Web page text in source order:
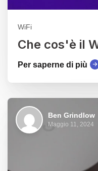
WiFi
Che cos'è il
Per saperne di più
Ben Grindlow
Maggio 11, 2024